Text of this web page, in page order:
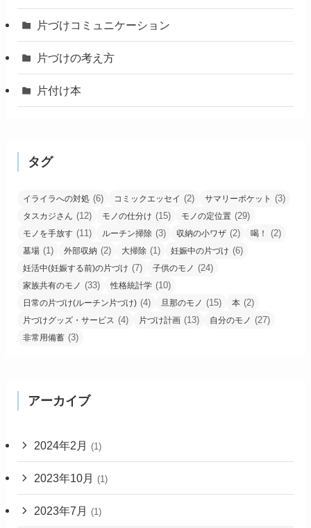
片づけコミュニケーション
片づけの考え方
片付け本
タグ
イライラへの対処 (6) コミックエッセイ (2) サマリーポケット (3)
タスカジさん (12) モノの仕分け (15) モノの定位置 (29)
モノを手放す (11) ルーチン掃除 (3) 収納の小ワザ (2) 喝！ (2)
墓場 (1) 外部収納 (2) 大掃除 (1) 妊娠中の片づけ (6)
妊活中(妊娠する前)の片づけ (7) 子供のモノ (24)
家族共有のモノ (33) 性格統計学 (10)
日常の片づけ(ルーチン片づけ) (4) 旦那のモノ (15) 本 (2)
片づけグッズ・サービス (4) 片づけ計画 (13) 自分のモノ (27)
非常用備蓄 (3)
アーカイブ
2024年2月 (1)
2023年10月 (1)
2023年7月 (1)